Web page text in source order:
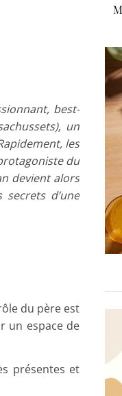
best-
un
les
du
devient alors
d’une
du père est
un espace de
présentes et